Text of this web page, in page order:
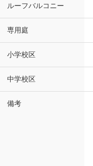
ルーフバルコニー
専用庭
小学校区
中学校区
備考